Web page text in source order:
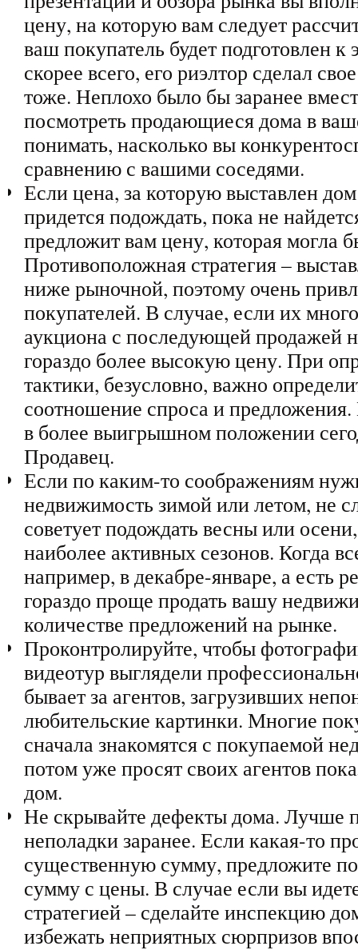
цену, на которую вам следует
ваш покупатель будет подготовлен к
скорее всего, его риэлтор сделал
тоже. Неплохо было бы заранее
посмотреть продающиеся дома в
понимать, насколько вы
сравнению с вашими соседями.
Если цена, за которую выставлен
придется подождать, пока не
предложит вам цену, которая могла
Противоположная стратегия –
ниже рыночной, поэтому очень
покупателей. В случае, если их
аукциона с последующей продажей
гораздо более высокую цену. При
тактики, безусловно, важно
соотношение спроса и предложения.
в более выигрышном положении
Продавец.
Если по каким-то соображениям
недвижимость зимой или летом, не
советует подождать весны или
наиболее активных сезонов. Когда
например, в декабре-январе, а есть
гораздо проще продать вашу
количестве предложений на рынке.
Проконтролируйте, чтобы
видеотур выглядели
бывает за агентов, загрузивших
любительские картинки. Многие
сначала знакомятся с покупаемой
потом уже просят своих агентов
дом.
Не скрывайте дефекты дома. Лучше
неполадки заранее. Если какая-то
существенную сумму, предложите
сумму с цены. В случае если вы
стратегией – сделайте инспекцию
избежать неприятных сюрпризов